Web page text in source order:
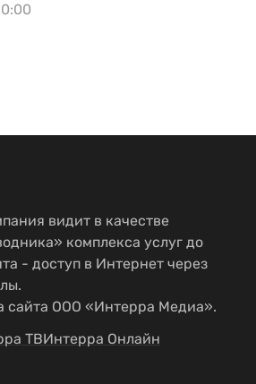
видит в качестве
комплекса услуг до
- доступ в Интернет через
сайта ООО «Интерра Медиа».
ТВИнтерра Онлайн